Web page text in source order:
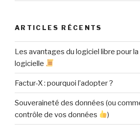
ARTICLES RÉCENTS
Les avantages du logiciel libre pour
logicielle
Factur-X : pourquoi l’adopter ?
Souveraineté des données (ou
contrôle de vos données
)